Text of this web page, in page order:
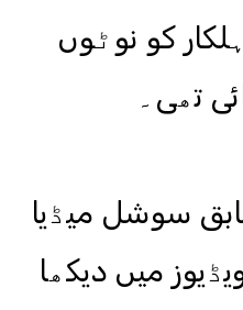
کو نوٹوں
تھی۔
سوشل میڈیا
میں دیکھا